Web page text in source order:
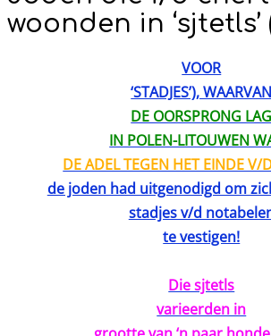
woonden in
VOOR
‘STADJES’), WAARVAN
DE OORSPRONG LAG
IN POLEN-LITOUWEN
DE ADEL TEGEN HET EINDE
de joden had uitgenodigd om
stadjes v/d
te vestigen!
Die sjtetls
varieerden in